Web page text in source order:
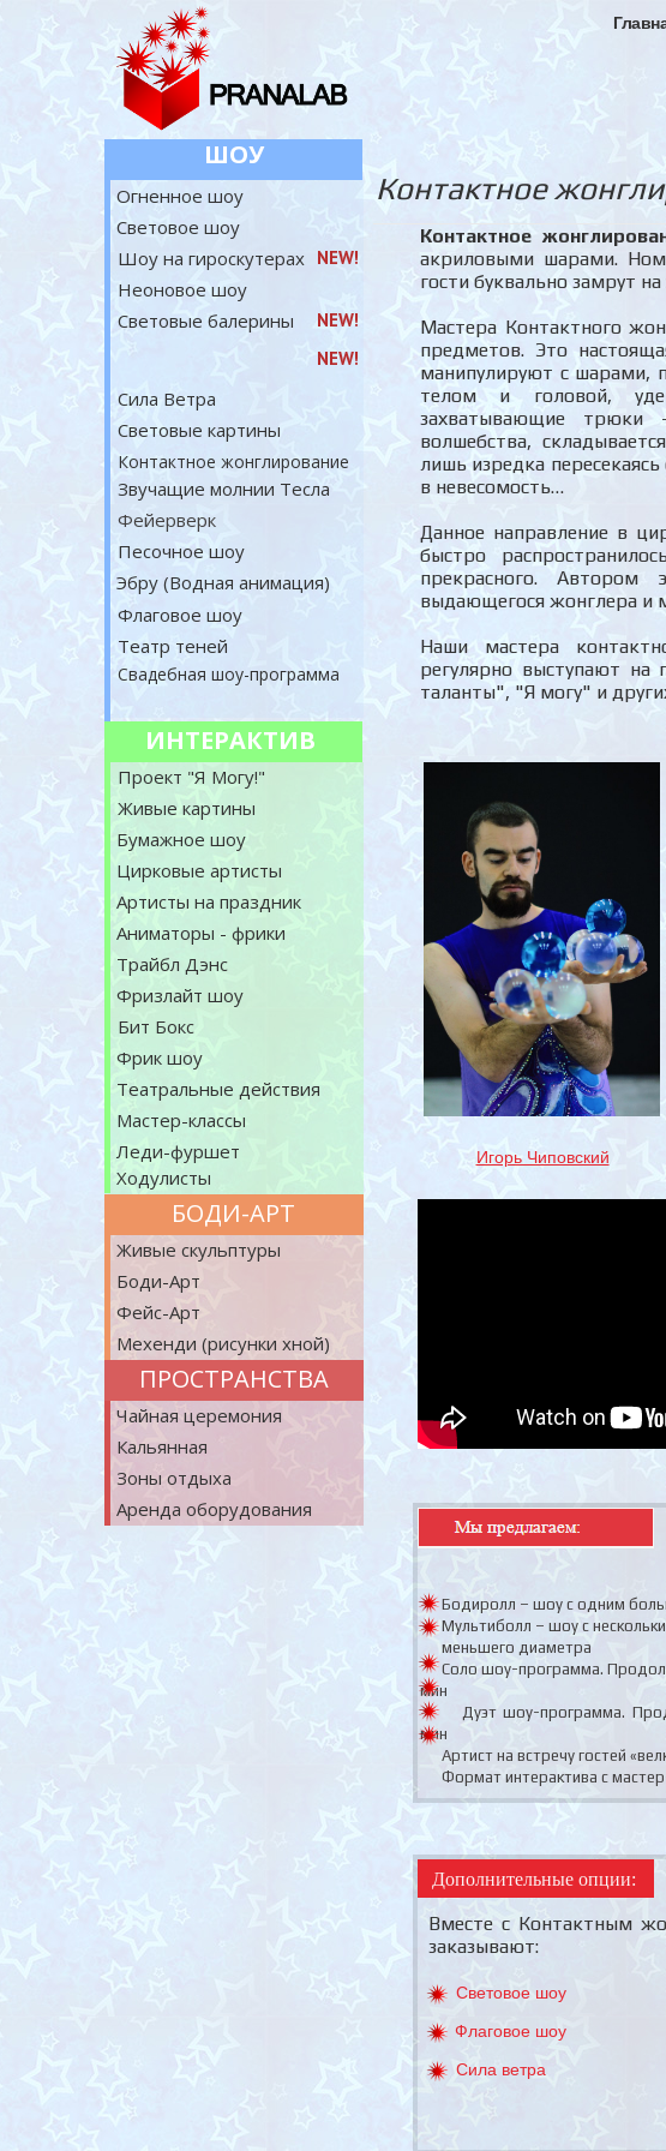
ШОУ
NEW!
NEW!
ИНТЕРАКТИВ
БОДИ-АРТ
ПРОСТРАНСТВА
NEW!
Огненное шоу
Световое шоу
Песочное шоу
Фейерверк
Контактное жонглирование
Проект "Я Могу!"
Живые картины
Бумажное шоу
Цирковые артисты
Артисты на праздник
Трайбл Дэнс
Аниматоры - фрики
Фризлайт шоу
Бит Бокс
Фрик шоу
Театральные действия
Мастер-классы
Леди-фуршет
Ходулисты
Живые скульптуры
Боди-Арт
Фейс-Арт
Мехенди (рисунки хной)
Чайная церемония
Кальянная
Зоны отдыха
Аренда оборудования
Световые картины
Сила Ветра
Звучащие молнии Тесла
Неоновое шоу
Флаговое шоу
Эбру (Водная анимация)
Театр теней
Свадебная шоу-программа
Световые балерины
Шоу на гироскутерах
Контактное
Контактное
акриловыми шарами.
гости буквально замрут
Мастера Контактного
предметов. Это
манипулируют с шарами,
телом и головой,
захватывающие трюки
волшебства,
лишь изредка
в невесомость…
Данное направление в
быстро
прекрасного. Автором
выдающегося жонглера и
Наши мастера
регулярно выступают на
таланты", "Я могу" и
Бодиролл – шоу с одним
Мультиболл – шоу с
меньшего диаметра
Соло шоу-программа.
мин
Дуэт шоу-программа.
мин
Артист на встречу гостей
Формат интерактива с
Вместе с Контактным
заказывают:
Дополнительные опции:
Игорь Чиповский
Световое шоу
Флаговое шоу
Сила ветра